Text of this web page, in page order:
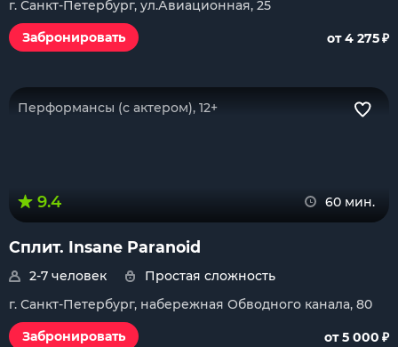
г. Санкт-Петербург, ул.Авиационная, 25
Забронировать
от 4 275₽
Перформансы (с актером), 12+
9.4 60 мин.
Сплит. Insane Paranoid
2-7 человек
Простая сложность
г. Санкт-Петербург, набережная Обводного канала, 80
Забронировать
от 5 000 ₽